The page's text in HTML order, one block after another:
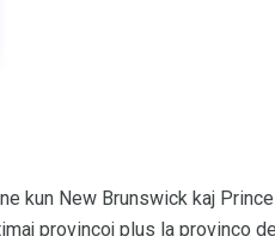
kun New Brunswick kaj
provincoj plus la provinco